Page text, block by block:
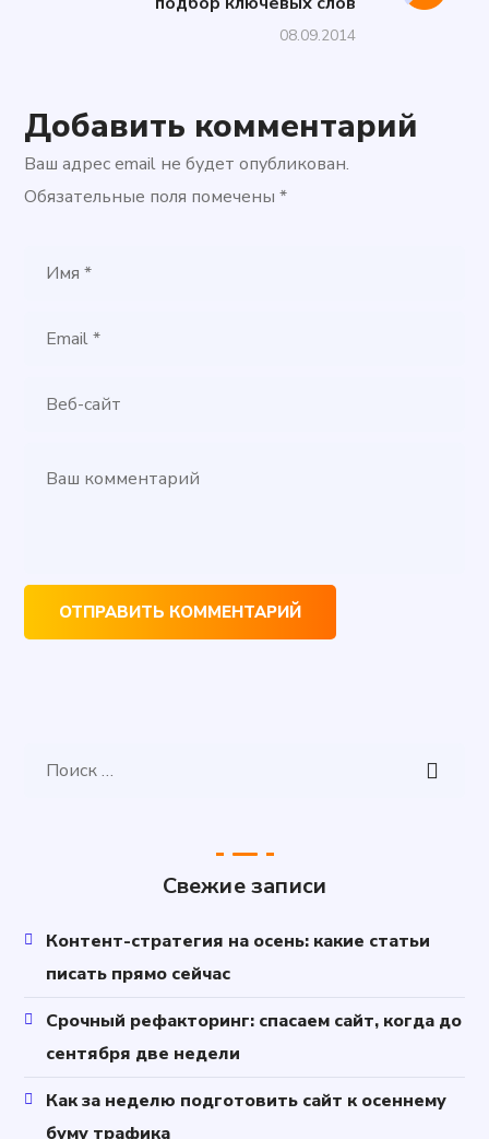
08.09.2014
Добавить комментарий
Ваш адрес email не будет опубликован.
Обязательные поля помечены*
Свежие записи
Контент-стратегия на осень: какие статьи
писать прямо сейчас
Срочный рефакторинг: спасаем сайт, когда до
сентября две недели
Как за неделю подготовить сайт к осеннему
буму трафика